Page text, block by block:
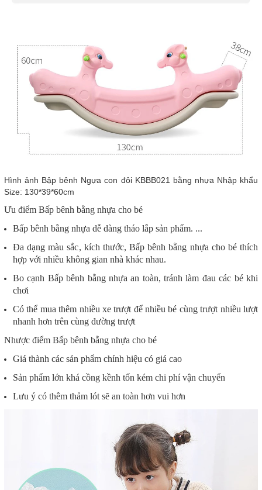
Hình ảnh Bập bênh Ngựa con đôi KBBB021 bằng nhựa Nhập khẩu
Size: 130*39*60cm
Ưu điểm Bấp bênh bằng nhựa cho bé
Bấp bênh bằng nhựa dễ dàng tháo lắp sản phẩm. ...
Đa dạng màu sắc, kích thước, Bấp bênh bằng nhựa cho bé thích
hợp với nhiều không gian nhà khác nhau.
Bo cạnh Bấp bênh bằng nhựa an toàn, tránh làm đau các bé khi
chơi
Có thể mua thêm nhiều xe trượt để nhiều bé cùng trượt nhiều lượt
nhanh hơn trên cùng đường trượt
Nhược điểm Bấp bênh bằng nhựa cho bé
Giá thành các sản phẩm chính hiệu có giá cao
Sản phẩm lớn khá cồng kềnh tốn kém chi phí vận chuyển
Lưu ý có thêm thảm lót sẽ an toàn hơn vui hơn